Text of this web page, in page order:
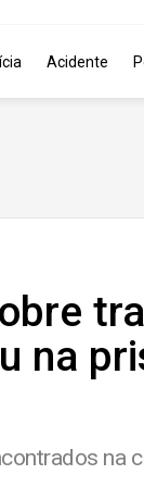
Acidente
na
na